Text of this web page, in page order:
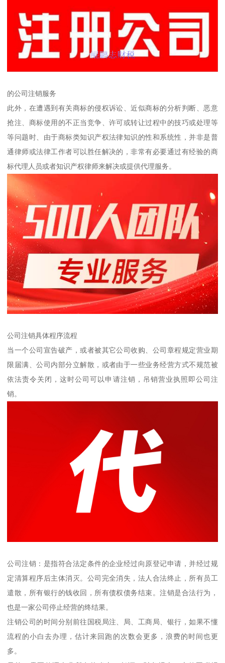
的公司注销服务
此外，在遭遇到有关商标的侵权诉讼、近似商标的分析判断、恶意
抢注、商标使用的不正当竞争、许可或转让过程中的技巧或处理等
等问题时、由于商标类知识产权法律知识的性和系统性，并非是普
通律师或法律工作者可以胜任解决的，非常有必要通过有经验的商
标代理人员或者知识产权律师来解决或提供代理服务。
公司注销具体程序流程
当一个公司宣告破产，或者被其它公司收购、公司章程规定营业期
限届满、公司内部分立解散，或者由于一些业务经营方式不规范被
依法责令关闭，这时公司可以申请注销，吊销营业执照即公司注
销。
公司注销：是指符合法定条件的企业经过向原登记申请，并经过规
定清算程序后主体消灭。公司完全消失，法人合法终止，所有员工
遣散，所有银行的钱收回，所有债权债务结束。注销是合法行为，
也是一家公司停止经营的终结果。
注销公司的时间分别前往国税局注、局、工商局、银行，如果不懂
流程的小白去办理，估计来回跑的次数会更多，浪费的时间也更
多。